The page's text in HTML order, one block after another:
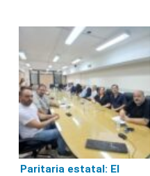
Paritaria estatal: El